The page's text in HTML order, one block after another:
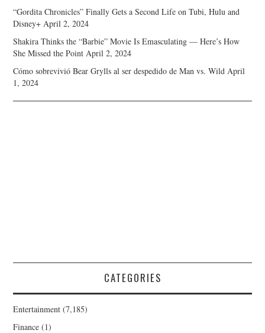
“Gordita Chronicles” Finally Gets a Second Life on Tubi, Hulu and
Disney+ April 2, 2024
Shakira Thinks the “Barbie” Movie Is Emasculating — Here’s How
She Missed the Point April 2, 2024
Cómo sobrevivió Bear Grylls al ser despedido de Man vs. Wild April
1, 2024
CATEGORIES
Entertainment (7,185)
Finance (1)